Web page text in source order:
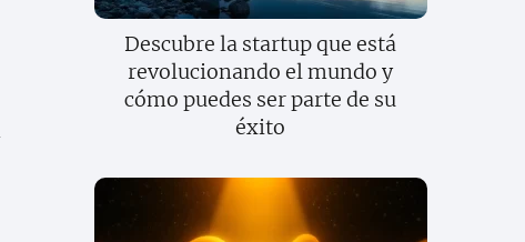
Descubre la startup que está
revolucionando el mundo y
cómo puedes ser parte de su
éxito